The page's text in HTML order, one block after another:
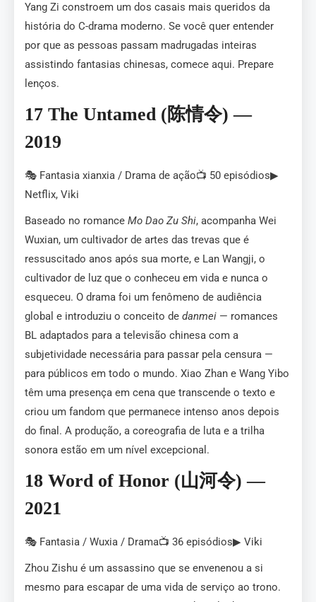
Yang Zi constroem um dos casais mais queridos da
história do C-drama moderno. Se você quer entender
por que as pessoas passam madrugadas inteiras
assistindo fantasias chinesas, comece aqui. Prepare
lenços.
17 The Untamed (陈情令) —
2019
🎭 Fantasia xianxia / Drama de ação📺 50 episódios▶
Netflix, Viki
Baseado no romance Mo Dao Zu Shi, acompanha Wei
Wuxian, um cultivador de artes das trevas que é
ressuscitado anos após sua morte, e Lan Wangji, o
cultivador de luz que o conheceu em vida e nunca o
esqueceu. O drama foi um fenômeno de audiência
global e introduziu o conceito de danmei — romances
BL adaptados para a televisão chinesa com a
subjetividade necessária para passar pela censura —
para públicos em todo o mundo. Xiao Zhan e Wang Yibo
têm uma presença em cena que transcende o texto e
criou um fandom que permanece intenso anos depois
do final. A produção, a coreografia de luta e a trilha
sonora estão em um nível excepcional.
18 Word of Honor (山河令) —
2021
🎭 Fantasia / Wuxia / Drama📺 36 episódios▶ Viki
Zhou Zishu é um assassino que se envenenou a si
mesmo para escapar de uma vida de serviço ao trono.